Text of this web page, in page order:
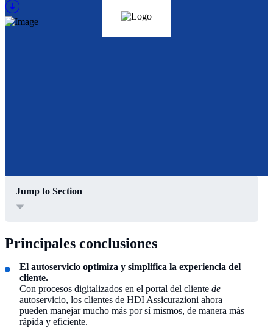
Jump to Section
Principales conclusiones
El autoservicio optimiza y simplifica la experiencia del
cliente.
Con procesos digitalizados en el portal del cliente de
autoservicio, los clientes de HDI Assicurazioni ahora
pueden manejar mucho más por sí mismos, de manera más
rápida y eficiente.